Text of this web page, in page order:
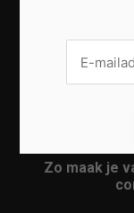
Meest recent
Zo maak je